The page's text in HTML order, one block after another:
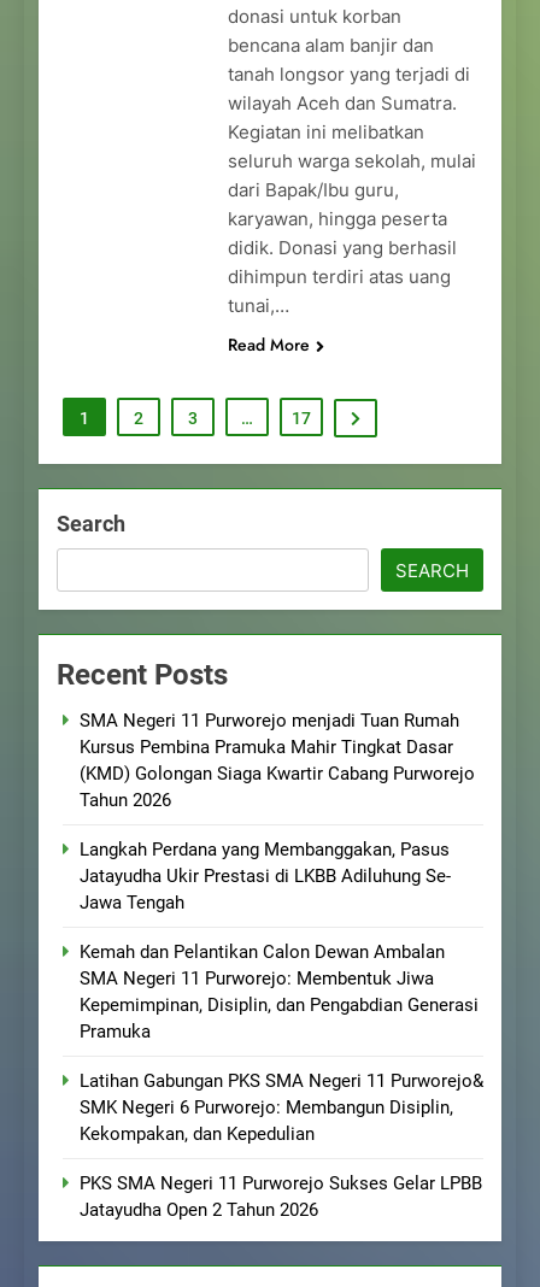
donasi untuk korban
bencana alam banjir dan
tanah longsor yang terjadi di
wilayah Aceh dan Sumatra.
Kegiatan ini melibatkan
seluruh warga sekolah, mulai
dari Bapak/Ibu guru,
karyawan, hingga peserta
didik. Donasi yang berhasil
dihimpun terdiri atas uang
tunai,…
Read More
1 2 3 … 17
Search
SEARCH
Recent Posts
SMA Negeri 11 Purworejo menjadi Tuan Rumah
Kursus Pembina Pramuka Mahir Tingkat Dasar
(KMD) Golongan Siaga Kwartir Cabang Purworejo
Tahun 2026
Langkah Perdana yang Membanggakan, Pasus
Jatayudha Ukir Prestasi di LKBB Adiluhung Se-
Jawa Tengah
Kemah dan Pelantikan Calon Dewan Ambalan
SMA Negeri 11 Purworejo: Membentuk Jiwa
Kepemimpinan, Disiplin, dan Pengabdian Generasi
Pramuka
Latihan Gabungan PKS SMA Negeri 11 Purworejo&
SMK Negeri 6 Purworejo: Membangun Disiplin,
Kekompakan, dan Kepedulian
PKS SMA Negeri 11 Purworejo Sukses Gelar LPBB
Jatayudha Open 2 Tahun 2026